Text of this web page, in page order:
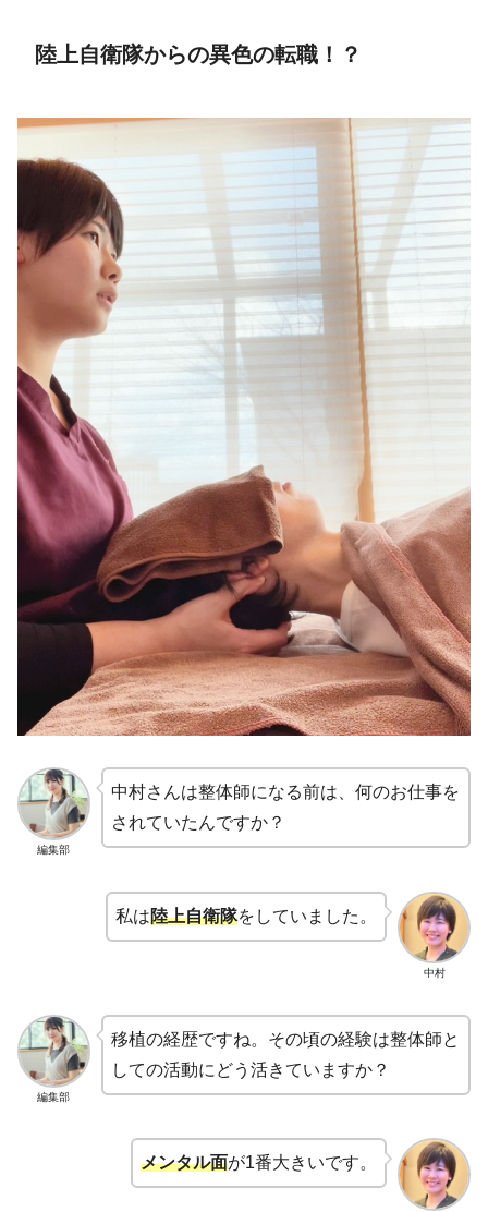
陸上自衛隊からの異色の転職！？
編集部
中村さんは整体師になる前は、何のお仕事を
されていたんですか？
中村
私は陸上自衛隊をしていました。
編集部
移植の経歴ですね。その頃の経験は整体師と
しての活動にどう活きていますか？
メンタル面が1番大きいです。